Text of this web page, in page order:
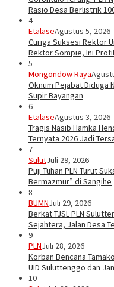
Rasio Desa Berlistrik
4
EtalaseAgustus 5, 2026
Curiga Suksesi Rektor
Rektor Sompie, Ini
5
Mongondow Raya
Oknum Pejabat Diduga
Supir Bayangan
6
EtalaseAgustus 3, 2026
Tragis Nasib Hamka
Ternyata 2026 Jadi
7
SulutJuli 29, 2026
Puji Tuhan PLN Turut
Bermazmur” di Sangihe
8
BUMNJuli 29, 2026
Berkat TJSL PLN
Sejahtera, Jalan Desa
9
PLNJuli 28, 2026
Korban Bencana
UID Suluttenggo dan
10